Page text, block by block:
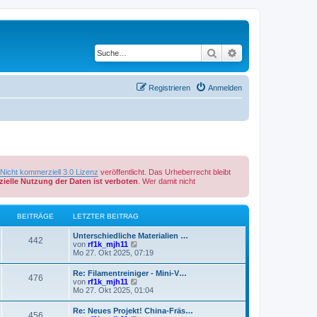
Suche
Anmelden
Registrieren
kommerziell 3.0 Lizenz veröffentlicht. Das Urheberrecht bleibt
Nutzung der Daten ist verboten . Wer damit nicht
BEITRÄGE LETZTER BEITRAG
442
Unterschiedliche Materialien …
von rf1k_mjh11
e
s
t
e
r
B
Mo 27. Okt 2025, 07:19
476
Re: Filamentreiniger - Mini-V…
von rf1k_mjh11
e
e
s
Mo 27. Okt 2025, 01:04
Re: Neues Projekt! China-Fräs…